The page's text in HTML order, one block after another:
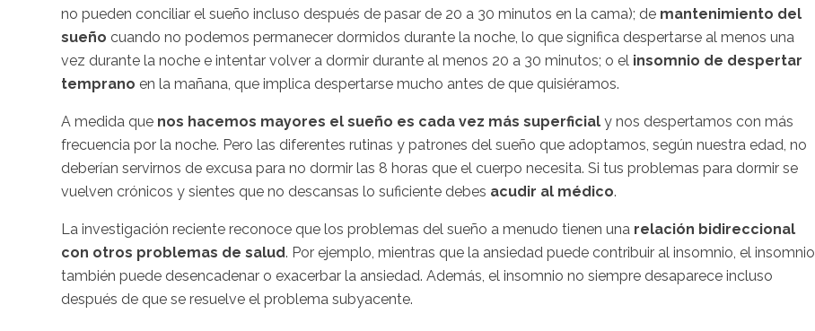
no pueden conciliar el sueño incluso después de pasar de 20 a 30 minutos en la cama); de mantenimiento del
sueño cuando no podemos permanecer dormidos durante la noche, lo que significa despertarse al menos una
vez durante la noche e intentar volver a dormir durante al menos 20 a 30 minutos; o el insomnio de despertar
temprano en la mañana, que implica despertarse mucho antes de que quisiéramos.
A medida que nos hacemos mayores el sueño es cada vez más superficial y nos despertamos con más
frecuencia por la noche. Pero las diferentes rutinas y patrones del sueño que adoptamos, según nuestra edad, no
deberían servirnos de excusa para no dormir las 8 horas que el cuerpo necesita. Si tus problemas para dormir se
vuelven crónicos y sientes que no descansas lo suficiente debes acudir al médico.
La investigación reciente reconoce que los problemas del sueño a menudo tienen una relación bidireccional
con otros problemas de salud. Por ejemplo, mientras que la ansiedad puede contribuir al insomnio, el insomnio
también puede desencadenar o exacerbar la ansiedad. Además, el insomnio no siempre desaparece incluso
después de que se resuelve el problema subyacente.